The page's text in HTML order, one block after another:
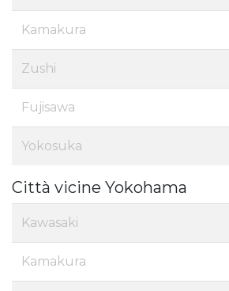
Kamakura
Zushi
Fujisawa
Yokosuka
Città vicine Yokohama
Kawasaki
Kamakura